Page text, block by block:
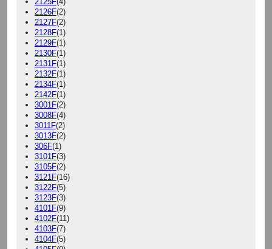
2126F(2)
2127F(2)
2128F(1)
2129F(1)
2130F(1)
2131F(1)
2132F(1)
2134F(1)
2142F(1)
3001F(2)
3008F(4)
3011F(2)
3013F(2)
306F(1)
3101F(3)
3105F(2)
3121F(16)
3122F(5)
3123F(3)
4101F(9)
4102F(11)
4103F(7)
4104F(5)